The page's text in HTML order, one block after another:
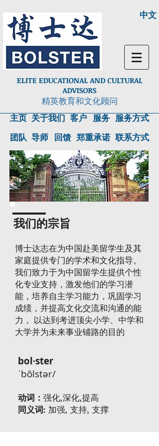
ELITE EDUCATIONAL AND CULTURAL
ADVISORS
精英教育和文化顾问
中文
我们的宗旨
博士达志在为中国赴美留学生及其
家庭提供专门的学术和文化指导。
我们致力于为中国留学生提供个性
化专业支持，激发他们的学习潜
能，培养自主学习能力，巩固学习
成绩，并提高文化交流和沟通的能
力， 以达到考进顶尖小学、中学和
大学并为未来事业铺路的目的
bol·ster
ˈbōlstər/
动词： 强化,深化,提高
同义词: 加强, 支持, 支撑
主页 关于我们 客户 服务 服务方式
团队 导师 回馈 郑重承诺 联系方式